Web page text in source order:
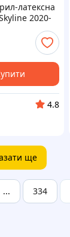
латексна
2020-
4.8
ще
... 334